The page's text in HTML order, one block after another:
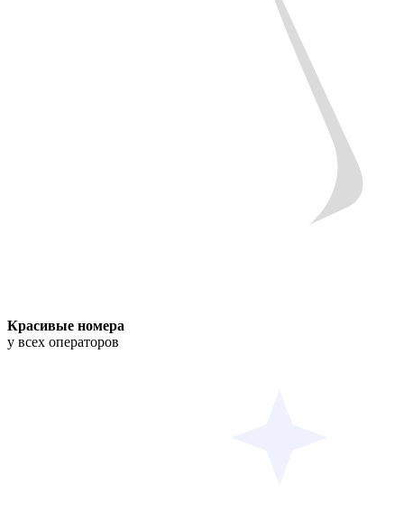
Красивые номера
у всех операторов